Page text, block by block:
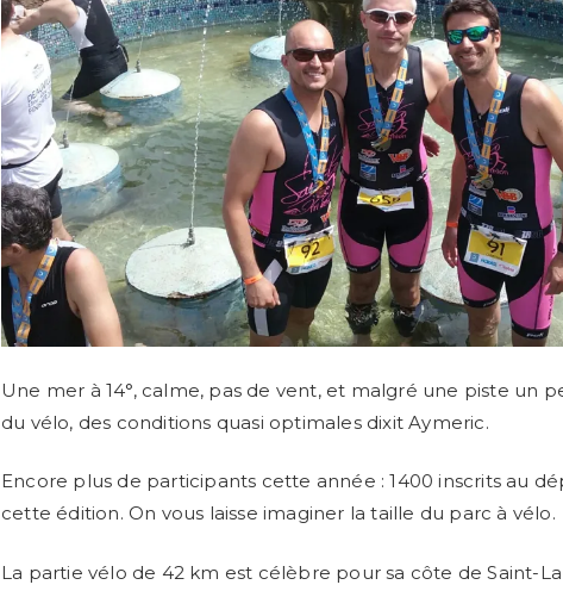
Une mer à 14°, calme, pas de vent, et malgré une piste un
du vélo, des conditions quasi optimales dixit Aymeric.
Encore plus de participants cette année : 1400 inscrits au
cette édition. On vous laisse imaginer la taille du parc à vélo.
La partie vélo de 42 km est célèbre pour sa côte de Saint-